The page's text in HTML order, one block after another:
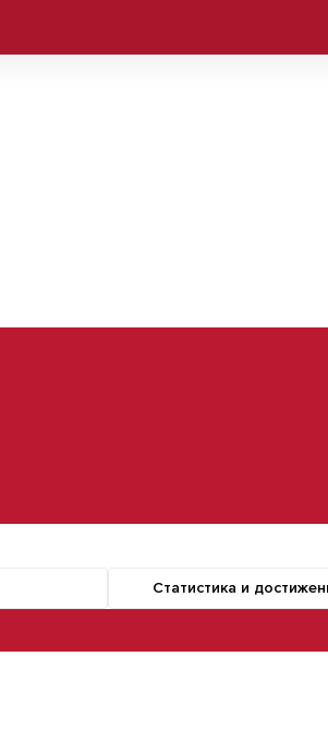
Статистика и